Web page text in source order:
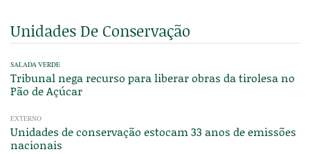
Unidades De Conservação
SALADA VERDE
Tribunal nega recurso para liberar obras da tirolesa no
Pão de Açúcar
EXTERNO
Unidades de conservação estocam 33 anos de emissões
nacionais